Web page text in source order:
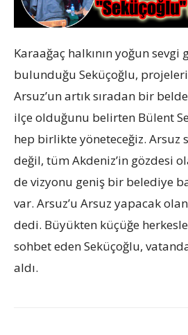
Karaağaç halkının yoğun sevgi
bulunduğu Seküçoğlu,
Arsuz’un artık sıradan bir
ilçe olduğunu belirten Bülent
hep birlikte yöneteceğiz. Arsuz
değil, tüm Akdeniz’in gözdesi
de vizyonu geniş bir belediye
var. Arsuz’u Arsuz yapacak
dedi. Büyükten küçüğe
sohbet eden Seküçoğlu,
aldı.